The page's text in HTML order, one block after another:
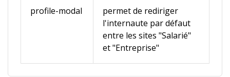
profile-modal
permet de rediriger
l'internaute par défaut
entre les sites "Salarié"
et "Entreprise"